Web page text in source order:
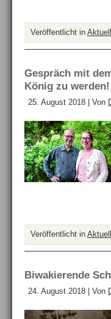
Veröffentlicht in
Gespräch mit
König zu werden!
25. August 2018 | Von
Veröffentlicht in
Biwakierende
24. August 2018 | Von